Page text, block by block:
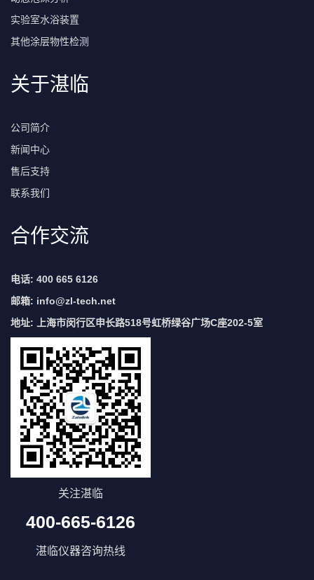
实验室水浴装置
其他涂层物性检测
关于湛临
公司简介
新闻中心
售后支持
联系我们
合作交流
电话: 400 665 6126
邮箱: info@zl-tech.net
地址: 上海市闵行区申长路518号虹桥绿谷广场C座202-5室
关注湛临
400-665-6126
湛临仪器咨询热线